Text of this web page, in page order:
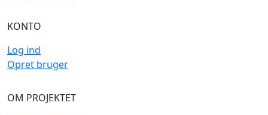
KONTO
Log ind
Opret bruger
OM PROJEKTET